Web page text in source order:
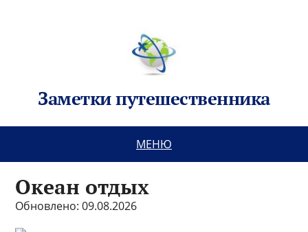
Заметки путешественника
МЕНЮ
Океан отдых
Обновлено: 09.08.2026